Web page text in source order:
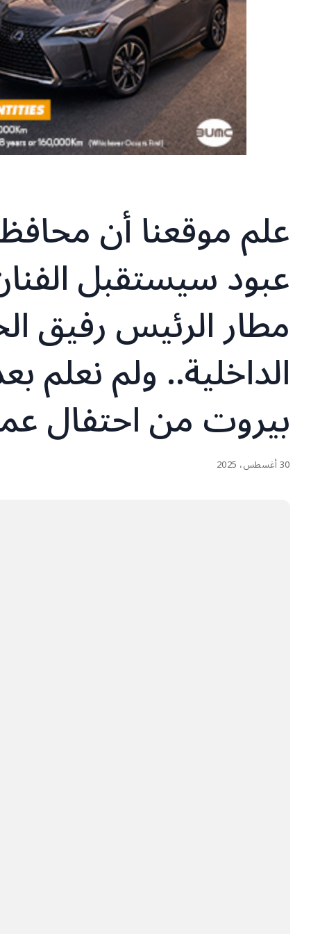
علم موقعنا أن
عبود سيستقبل
مطار الرئيس رفيق
الداخلية.. ولم نعلم
بيروت من احتفال
30 أغسطس، 2025